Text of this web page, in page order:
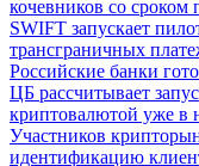
кочевников со сроком
SWIFT запускает
трансграничных
Российские банки
ЦБ рассчитывает
криптовалютой уже в
Участников
идентификацию